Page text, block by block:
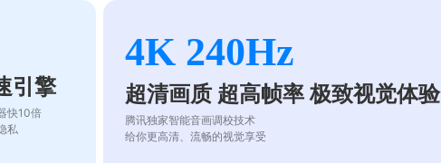
引擎
快10倍
私
4K 240Hz
超清画质 超高帧率 极致视觉体验
腾讯独家智能音画调校技术
给你更高清、流畅的视觉享受